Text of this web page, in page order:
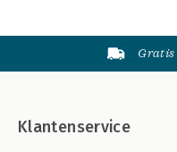
Gratis
Klantenservice